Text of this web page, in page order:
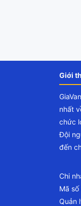
Giới
nhất
chức
Đội
đến
Chi
Mã
Quản